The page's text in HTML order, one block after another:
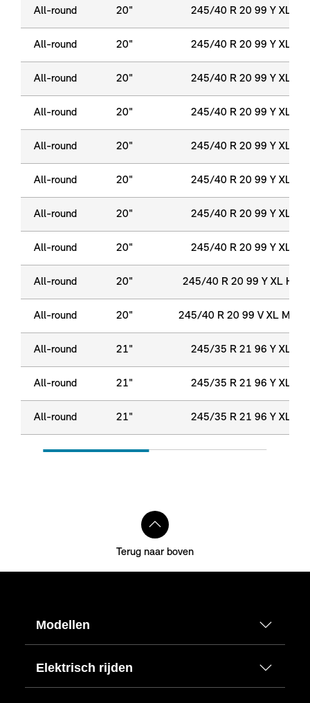
All-round 20" 245/40 R 20 99 Y XL
All-round 20" 245/40 R 20 99 Y XL
All-round 20" 245/40 R 20 99 Y XL
All-round 20" 245/40 R 20 99 Y XL
All-round 20" 245/40 R 20 99 Y XL
All-round 20" 245/40 R 20 99 Y XL
All-round 20" 245/40 R 20 99 Y XL
All-round 20" 245/40 R 20 99 Y XL
All-round 20" 245/40 R 20 99 Y XL HP
All-round 20" 245/40 R 20 99 V XL M+S
All-round 21" 245/35 R 21 96 Y XL
All-round 21" 245/35 R 21 96 Y XL
All-round 21" 245/35 R 21 96 Y XL
Terug naar boven
Modellen
Elektrisch rijden